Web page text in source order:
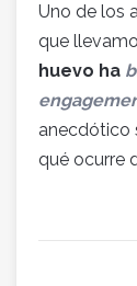
Uno de los
que
huevo ha
anecdótico
qué ocurre